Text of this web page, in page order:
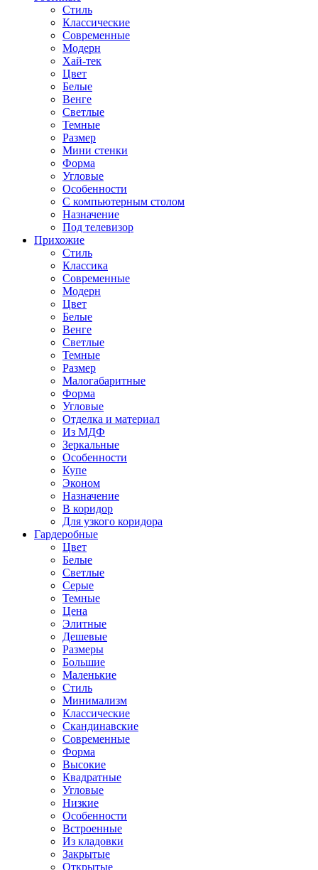
Стиль
Классические
Современные
Модерн
Хай-тек
Цвет
Белые
Венге
Светлые
Темные
Размер
Мини стенки
Форма
Угловые
Особенности
С компьютерным столом
Назначение
Под телевизор
Прихожие
Стиль
Классика
Современные
Модерн
Цвет
Белые
Венге
Светлые
Темные
Размер
Малогабаритные
Форма
Угловые
Отделка и материал
Из МДФ
Зеркальные
Особенности
Купе
Эконом
Назначение
В коридор
Для узкого коридора
Гардеробные
Цвет
Белые
Светлые
Серые
Темные
Цена
Элитные
Дешевые
Размеры
Большие
Маленькие
Стиль
Минимализм
Классические
Скандинавские
Современные
Форма
Высокие
Квадратные
Угловые
Низкие
Особенности
Встроенные
Из кладовки
Закрытые
Открытые